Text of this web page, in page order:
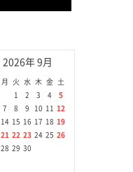
2026年 9月
月 火 水 木 金
土
1
2 3 4
5
7 8 9 10 11
12
14 15 16 17 18 19
21 22 23 24 25 26
28 29 30